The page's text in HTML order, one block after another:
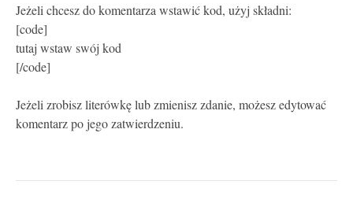
Jeżeli chcesz do komentarza wstawić kod, użyj składni:
[code]
tutaj wstaw swój kod
[/code]
Jeżeli zrobisz literówkę lub zmienisz zdanie, możesz edytować
komentarz po jego zatwierdzeniu.